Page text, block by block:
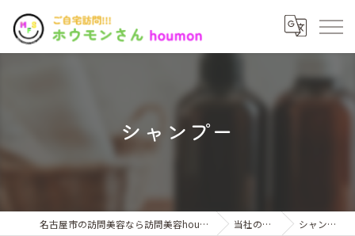
シャンプー
名古屋市の訪問美容なら訪問美容houmonさん 当社の特徴 シャンプー